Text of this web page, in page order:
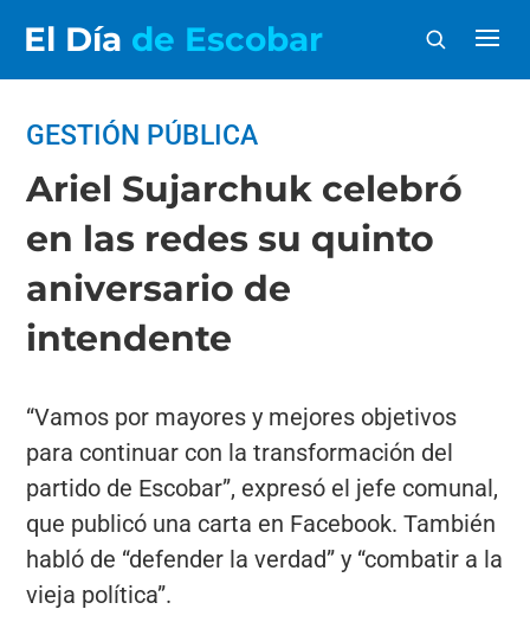
El Día de Escobar
GESTIÓN PÚBLICA
Ariel Sujarchuk celebró
en las redes su quinto
aniversario de
intendente
“Vamos por mayores y mejores objetivos
para continuar con la transformación del
partido de Escobar”, expresó el jefe comunal,
que publicó una carta en Facebook. También
habló de “defender la verdad” y “combatir a la
vieja política”.